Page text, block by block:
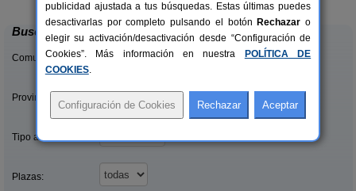
Buscar
Comunidades:
Provincias/Islas:
Tipo alquiler:
Plazas:
publicidad ajustada a tus búsquedas. Estas últimas puedes
desactivarlas por completo pulsando el botón Rechazar o
elegir su activación/desactivación desde “Configuración de
Cookies”. Más información en nuestra
POLÍTICA DE
COOKIES.